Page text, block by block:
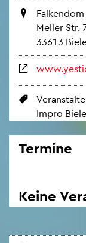
Fal­ken­dom
Mel­ler Str.
33613
Impro
Ter­mi­ne
Keine